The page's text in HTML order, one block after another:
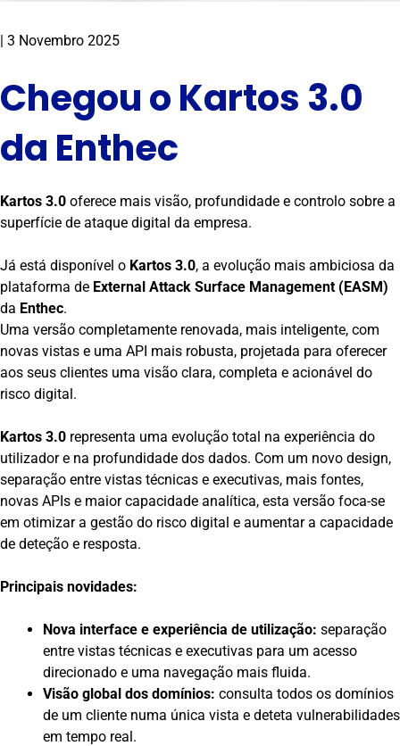
| 3 Novembro 2025
Chegou o Kartos 3.0
da Enthec
Kartos 3.0 oferece mais visão, profundidade e controlo sobre a
superfície de ataque digital da empresa.
Já está disponível o Kartos 3.0, a evolução mais ambiciosa da
plataforma de External Attack Surface Management (EASM)
da Enthec.
Uma versão completamente renovada, mais inteligente, com
novas vistas e uma API mais robusta, projetada para oferecer
aos seus clientes uma visão clara, completa e acionável do
risco digital.
Kartos 3.0 representa uma evolução total na experiência do
utilizador e na profundidade dos dados. Com um novo design,
separação entre vistas técnicas e executivas, mais fontes,
novas APIs e maior capacidade analítica, esta versão foca-se
em otimizar a gestão do risco digital e aumentar a capacidade
de deteção e resposta.
Principais novidades:
Nova interface e experiência de utilização: separação
entre vistas técnicas e executivas para um acesso
direcionado e uma navegação mais fluida.
Visão global dos domínios: consulta todos os domínios
de um cliente numa única vista e deteta vulnerabilidades
em tempo real.